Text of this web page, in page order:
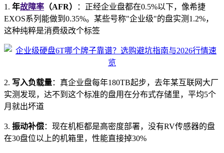
1. 年故障率 （AFR）
：正经企业盘都在0.5%以下，像希捷
EXOS系列能做到0.35%。某些号称"企业级"的盘实测1.2%，
这种纯粹是消费级改个标签
2. 写入负载量：真企业盘每年180TB起步，去年某互联网大厂
实测发现，达不到这个标准的盘用在分布式存储里，平均5个
月就出坏道
3. 振动补偿：现在机柜都是高密度部署，没有RV传感器的盘
在30盘位以上的机箱里，性能直接掉30%